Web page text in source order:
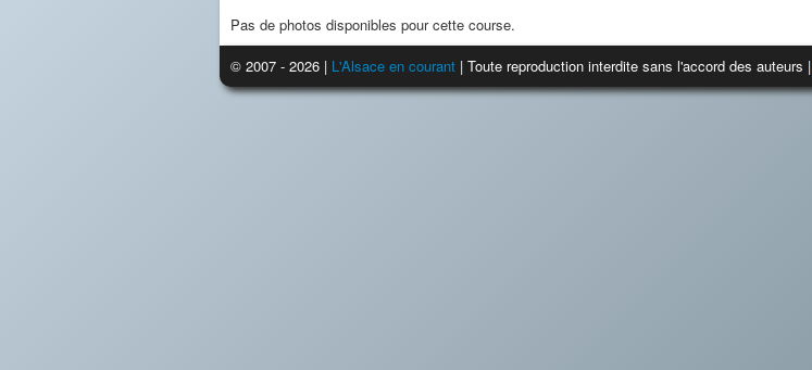
Pas de photos disponibles pour cette course.
© 2007 - 2026 | L'Alsace en courant | Toute reproduction interdite sans l'accord des auteurs |